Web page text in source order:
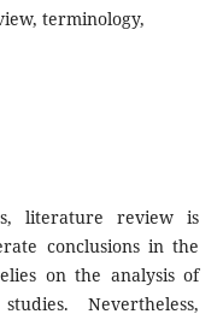
terminology,
literature review is
conclusions in the
on the analysis of
Nevertheless,